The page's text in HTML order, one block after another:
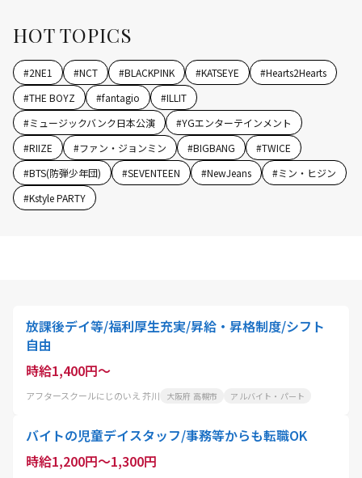
HOT TOPICS
#2NE1 #NCT #BLACKPINK #KATSEYE #Hearts2Hearts
#THE BOYZ #fantagio #ILLIT
#ミュージックバンク日本公演 #YGエンターテインメント
#RIIZE #ファン・ジョンミン #BIGBANG #TWICE
#BTS(防弾少年団) #SEVENTEEN #NewJeans #ミン・ヒジン
#Kstyle PARTY
放課後デイ等/福利厚生充実/昇給・昇格制度/シフト
自由
時給1,400円～
アフタースクールにじのいえ 芥川 大阪府 高槻市 アルバイト・パート
バイトの児童デイスタッフ/事務等からも転職OK
時給1,200円～1,300円